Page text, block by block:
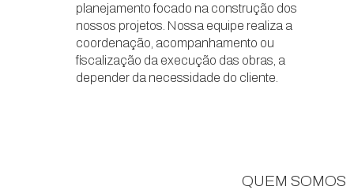
planejamento focado na construção dos
nossos projetos. Nossa equipe realiza a
coordenação, acompanhamento ou
fiscalização da execução das obras, a
depender da necessidade do cliente.
QUEM SOMOS